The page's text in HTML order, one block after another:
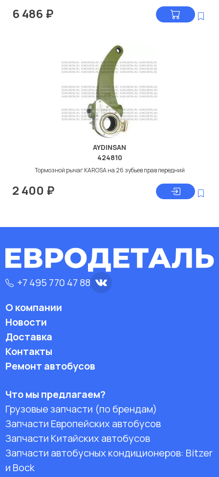
6 486 ₽
AYDINSAN
424810
Тормозной рычаг KAROSA на 26 зубьев прав передний
2 400 ₽
+7 495 770 47 88
О компании
Новости
Доставка
Контакты
Ремонт автобусов
Что мы предлагаем?
Грузовые запчасти (по брендам)
Запчасти Европейских автобусов
Запчасти Китайских автобусов
Запчасти автобусных кондиционеров: Bitzer
и Bock